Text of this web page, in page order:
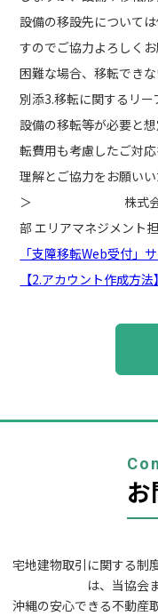
設備の移設先について
すのでご協力よろしく
困難な場合、移転でき
別添3.移転に関するリ
設備の移転等が必要と
転費用も考慮したご対
理解とご協力をお願い
＞ 株式会社 ＮＴ
部 エリアマネジメン
「支障移転Web受付」
【2.アカウント作成方法】
ー
宅地建物取引に関する制
は、当協会
沖縄の安心できる不動産